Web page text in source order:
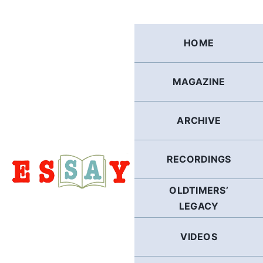
HOME
MAGAZINE
ARCHIVE
RECORDINGS
OLDTIMERS’
LEGACY
VIDEOS